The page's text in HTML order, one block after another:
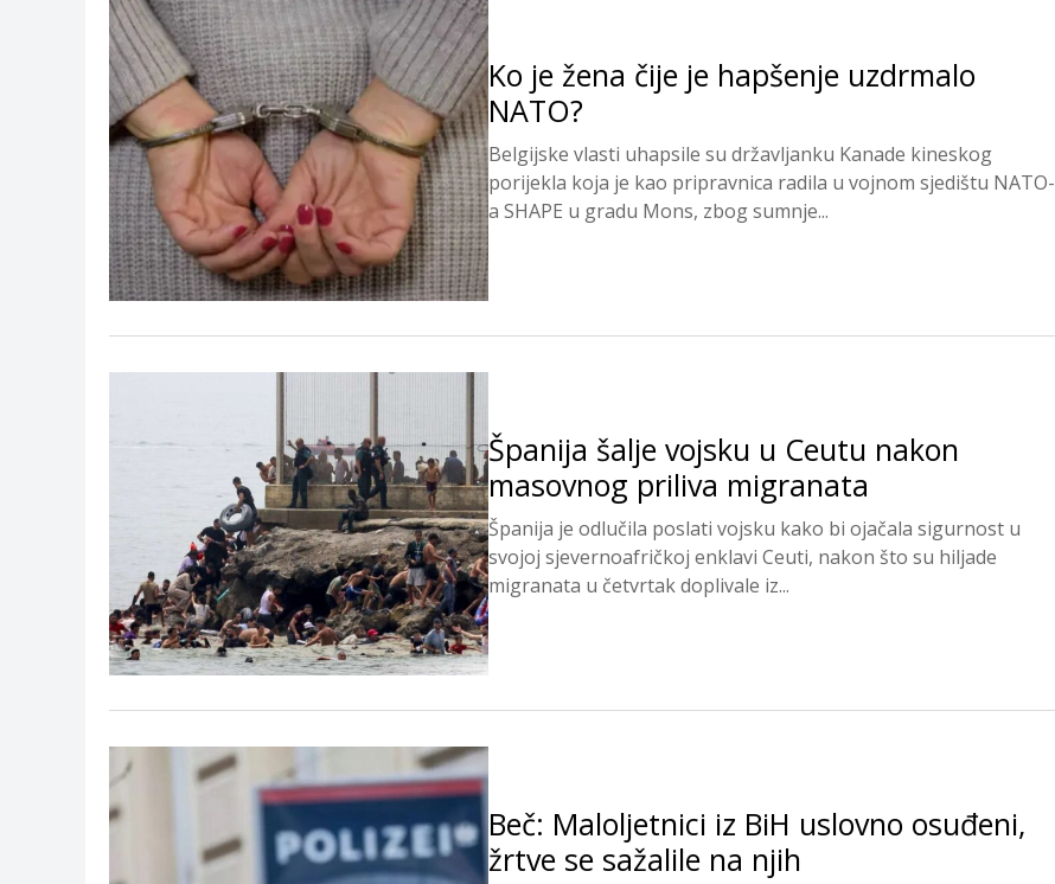
Ko je žena čije je hapšenje uzdrmalo
NATO?
Belgijske vlasti uhapsile su državljanku Kanade kineskog
porijekla koja je kao pripravnica radila u vojnom sjedištu NATO-
a SHAPE u gradu Mons, zbog sumnje...
Španija šalje vojsku u Ceutu nakon
masovnog priliva migranata
Španija je odlučila poslati vojsku kako bi ojačala sigurnost u
svojoj sjevernoafričkoj enklavi Ceuti, nakon što su hiljade
migranata u četvrtak doplivale iz...
Beč: Maloljetnici iz BiH uslovno osuđeni,
žrtve se sažalile na njih